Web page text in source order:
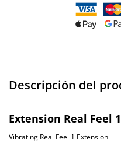
Descripción del
Extension Real Feel
Vibrating Real Feel 1 Extension